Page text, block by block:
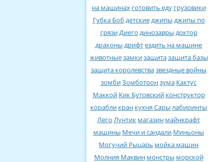
на машинах готовить еду грузовики
Губка Боб детскиеджипы джипы по
грязиДиего динозавры доктор
драконы дрифтездить на машине
животныезамкизащитазащита базы
защита королевствазвездные войны
зомбиЗомботронзума Кактус
Маккой Кик Бутовский конструктор
корабли кран кухня Сары лабиринты
Лего Лунтик магазин майнкрафт
машины Мечи и сандали Миньоны
Могучий Рыцарь мойка машин
Молния Маквин монстры морской